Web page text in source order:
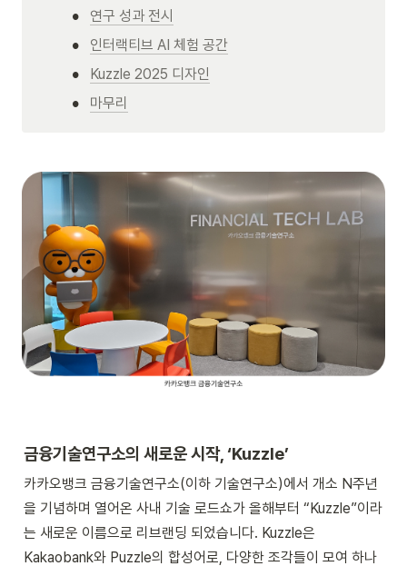
• 연구 성과 전시
• 인터랙티브 AI 체험 공간
• Kuzzle 2025 디자인
• 마무리
금융기술연구소의 새로운 시작, ‘Kuzzle’
카카오뱅크 금융기술연구소(이하 기술연구소)에서 개소 N주년
을 기념하며 열어온 사내 기술 로드쇼가 올해부터 “Kuzzle”이라
는 새로운 이름으로 리브랜딩 되었습니다. Kuzzle은
Kakaobank와 Puzzle의 합성어로, 다양한 조각들이 모여 하나